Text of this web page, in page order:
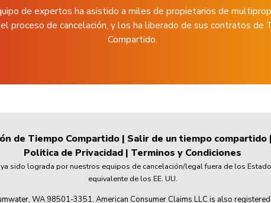
de expertos ha asistido a miles de propietarios de
proceso de cancelación, y los ha liberado de sus contratos de
Compartido.
de Tiempo Compartido| Salir de un tiempo compartido|
Politica de Privacidad | Terminos y Condiciones
sido lograda por nuestros equipos de cancelación/legal fuera de los
equivalente de los EE. UU.
WA 98501-3351. American Consumer Claims LLC is also